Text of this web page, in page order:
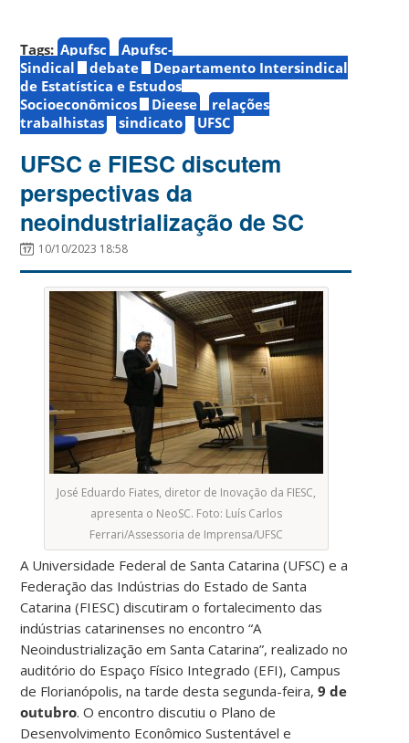
Tags: Apufsc
Apufsc-
Sindical
debate
Departamento Intersindical
de Estatística e Estudos
Socioeconômicos
Dieese
relações
trabalhistas
sindicato UFSC
UFSC e FIESC discutem
perspectivas da
neoindustrialização de SC
10/10/2023 18:58
José Eduardo Fiates, diretor de Inovação da FIESC,
apresenta o NeoSC. Foto: Luís Carlos
Ferrari/Assessoria de Imprensa/UFSC
A Universidade Federal de Santa Catarina (UFSC) e a
Federação das Indústrias do Estado de Santa
Catarina (FIESC) discutiram o fortalecimento das
indústrias catarinenses no encontro “A
Neoindustrialização em Santa Catarina”, realizado no
auditório do Espaço Físico Integrado (EFI), Campus
de Florianópolis, na tarde desta segunda-feira,9 de
outubro. O encontro discutiu o Plano de
Desenvolvimento Econômico Sustentável e